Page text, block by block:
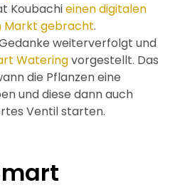
Koubachieinen digitalen
Markt gebracht.
weiterverfolgt und
Wateringvorgestellt. Das
die Pflanzen eine
und diese dann auch
Ventil starten.